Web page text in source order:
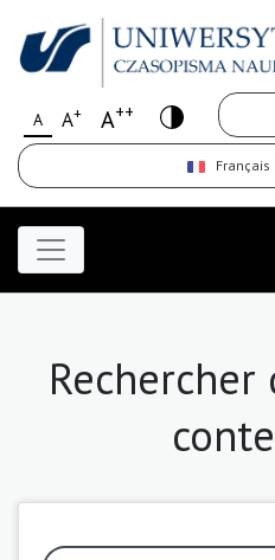
A A+ A++
Français